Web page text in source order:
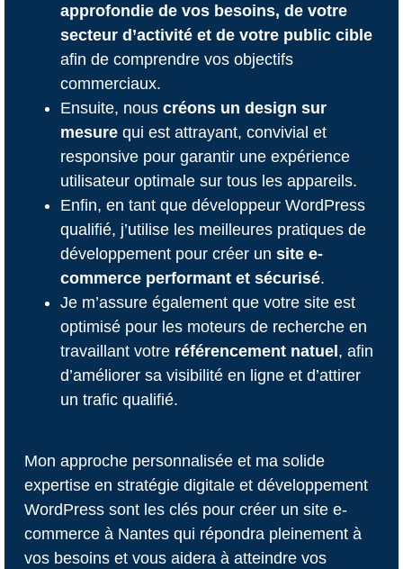
approfondie de vos besoins, de votre
secteur d’activité et de votre public cible
afin de comprendre vos objectifs
commerciaux.
Ensuite, nous créons un design sur
mesurequi est attrayant, convivial et
responsive pour garantir une expérience
utilisateur optimale sur tous les appareils.
Enfin, en tant que développeur WordPress
qualifié, j’utilise les meilleures pratiques de
développement pour créer un site e-
commerce performant et sécurisé.
Je m’assure également que votre site est
optimisé pour les moteurs de recherche en
travaillant votre référencement natuel, afin
d’améliorer sa visibilité en ligne et d’attirer
un trafic qualifié.
Mon approche personnalisée et ma solide
expertise en stratégie digitale et développement
WordPress sont les clés pour créer un site e-
commerce à Nantes qui répondra pleinement à
vos besoins et vous aidera à atteindre vos